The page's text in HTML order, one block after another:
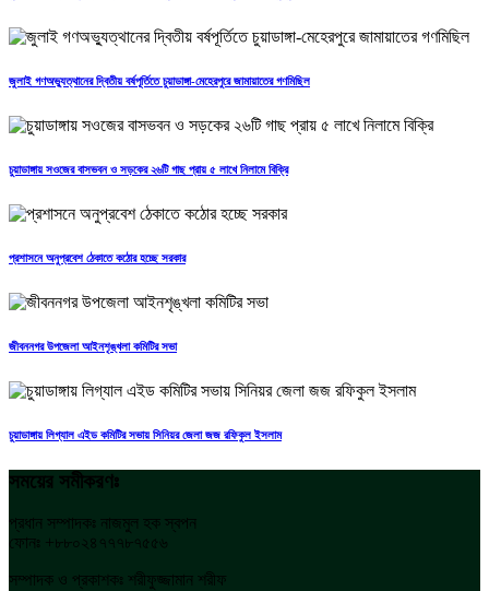
জুলাই গণঅভ্যুত্থানের দ্বিতীয় বর্ষপূর্তিতে চুয়াডাঙ্গা-মেহেরপুরে জামায়াতের গণমিছিল
চুয়াডাঙ্গায় সওজের বাসভবন ও সড়কের ২৬টি গাছ প্রায় ৫ লাখে নিলামে বিক্রি
প্রশাসনে অনুপ্রবেশ ঠেকাতে কঠোর হচ্ছে সরকার
জীবননগর উপজেলা আইনশৃঙ্খলা কমিটির সভা
চুয়াডাঙ্গায় লিগ্যাল এইড কমিটির সভায় সিনিয়র জেলা জজ রফিকুল ইসলাম
সময়ের সমীকরণঃ
প্রধান সম্পাদকঃ নাজমুল হক স্বপন
ফোনঃ +৮৮০২৪৭৭৭৮৭৫৫৬
সম্পাদক ও প্রকাশকঃ শরীফুজ্জামান শরীফ